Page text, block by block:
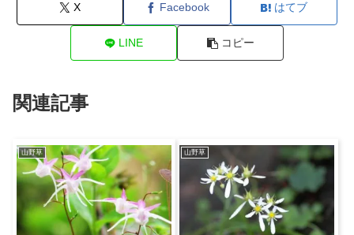
X Facebook はてブ
LINE コピー
関連記事
山野草 山野草